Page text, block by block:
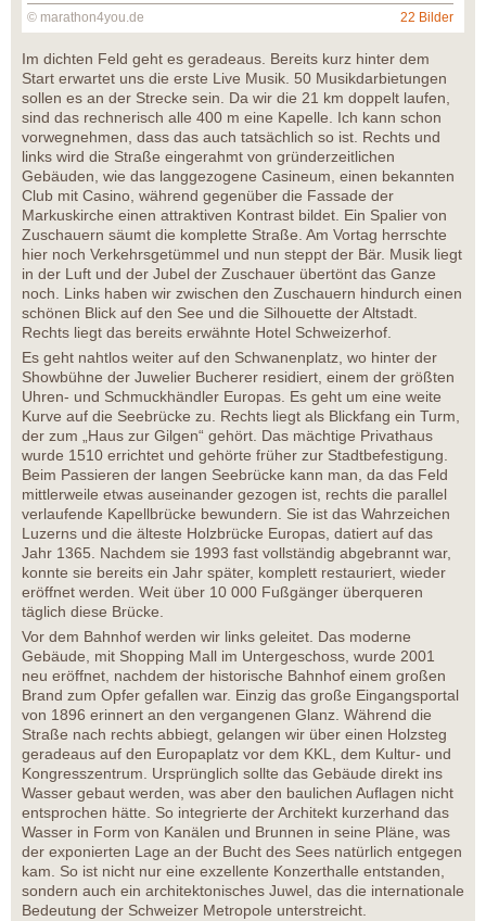
© marathon4you.de 22 Bilder
Im dichten Feld geht es geradeaus. Bereits kurz hinter dem
Start erwartet uns die erste Live Musik. 50 Musikdarbietungen
sollen es an der Strecke sein. Da wir die 21 km doppelt laufen,
sind das rechnerisch alle 400 m eine Kapelle. Ich kann schon
vorwegnehmen, dass das auch tatsächlich so ist. Rechts und
links wird die Straße eingerahmt von gründerzeitlichen
Gebäuden, wie das langgezogene Casineum, einen bekannten
Club mit Casino, während gegenüber die Fassade der
Markuskirche einen attraktiven Kontrast bildet. Ein Spalier von
Zuschauern säumt die komplette Straße. Am Vortag herrschte
hier noch Verkehrsgetümmel und nun steppt der Bär. Musik liegt
in der Luft und der Jubel der Zuschauer übertönt das Ganze
noch. Links haben wir zwischen den Zuschauern hindurch einen
schönen Blick auf den See und die Silhouette der Altstadt.
Rechts liegt das bereits erwähnte Hotel Schweizerhof.
Es geht nahtlos weiter auf den Schwanenplatz, wo hinter der
Showbühne der Juwelier Bucherer residiert, einem der größten
Uhren- und Schmuckhändler Europas. Es geht um eine weite
Kurve auf die Seebrücke zu. Rechts liegt als Blickfang ein Turm,
der zum „Haus zur Gilgen“ gehört. Das mächtige Privathaus
wurde 1510 errichtet und gehörte früher zur Stadtbefestigung.
Beim Passieren der langen Seebrücke kann man, da das Feld
mittlerweile etwas auseinander gezogen ist, rechts die parallel
verlaufende Kapellbrücke bewundern. Sie ist das Wahrzeichen
Luzerns und die älteste Holzbrücke Europas, datiert auf das
Jahr 1365. Nachdem sie 1993 fast vollständig abgebrannt war,
konnte sie bereits ein Jahr später, komplett restauriert, wieder
eröffnet werden. Weit über 10 000 Fußgänger überqueren
täglich diese Brücke.
Vor dem Bahnhof werden wir links geleitet. Das moderne
Gebäude, mit Shopping Mall im Untergeschoss, wurde 2001
neu eröffnet, nachdem der historische Bahnhof einem großen
Brand zum Opfer gefallen war. Einzig das große Eingangsportal
von 1896 erinnert an den vergangenen Glanz. Während die
Straße nach rechts abbiegt, gelangen wir über einen Holzsteg
geradeaus auf den Europaplatz vor dem KKL, dem Kultur- und
Kongresszentrum. Ursprünglich sollte das Gebäude direkt ins
Wasser gebaut werden, was aber den baulichen Auflagen nicht
entsprochen hätte. So integrierte der Architekt kurzerhand das
Wasser in Form von Kanälen und Brunnen in seine Pläne, was
der exponierten Lage an der Bucht des Sees natürlich entgegen
kam. So ist nicht nur eine exzellente Konzerthalle entstanden,
sondern auch ein architektonisches Juwel, das die internationale
Bedeutung der Schweizer Metropole unterstreicht.